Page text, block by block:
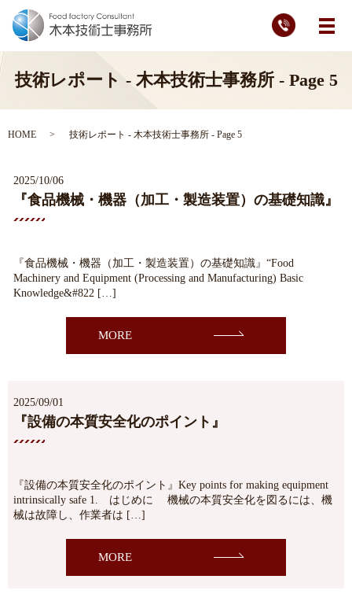
メ
技術レポート - 木本技術士事務所 - Page 5
HOME 技術レポート - 木本技術士事務所 - Page 5
2025/10/06
『食品機械・機器（加工・製造装置）の基礎知識』
『食品機械・機器（加工・製造装置）の基礎知識』“Food
Machinery and Equipment (Processing and Manufacturing) Basic
Knowledge&#822 […]
MORE
2025/09/01
『設備の本質安全化のポイント』
『設備の本質安全化のポイント』Key points for making equipment
intrinsically safe 1. はじめに 機械の本質安全化を図るには、機
械は故障し、作業者は […]
MORE